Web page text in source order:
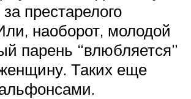
престарелого
наоборот, молодой
парень “влюбляется”
Таких еще